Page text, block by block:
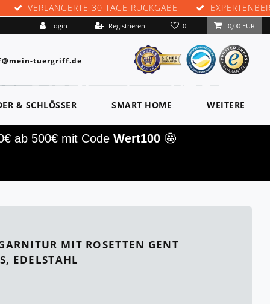
VERLÄNGERTE 30 TAGE RÜCKGABE
Login Registrieren 0 0,00 EUR
tuergriff.de
& SCHLÖSSER SMART HOME WEITERE
ab 500€ mit Code Wert100🤩
MIT ROSETTEN GENT
EDELSTAHL